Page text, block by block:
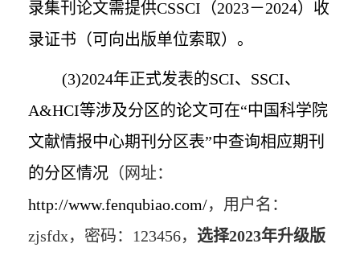
录集刊论文需提供CSSCI （2023－2024）收
录证书（可向出版单位索取）。
(3)2024年正式发表的SCI、 SSCI、
A&HCI等涉及分区的论文可在“中国科学院
文献情报中心期刊分区表”中查询相应期刊
的分区情况 （网址：
http://www.fenqubiao.com/， 用户名：
zjsfdx， 密码： 123456， 选择2023年升级版